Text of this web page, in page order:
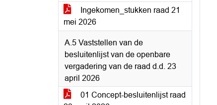
Ingekomen_stukken raad 21
mei 2026
A.5 Vaststellen van de
besluitenlijst van de openbare
vergadering van de raad d.d. 23
april 2026
01 Concept-besluitenlijst raad